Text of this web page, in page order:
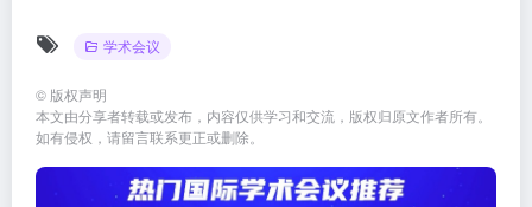
学术会议
© 版权声明
本文由分享者转载或发布，内容仅供学习和交流，版权归原文作者所有。
如有侵权，请留言联系更正或删除。